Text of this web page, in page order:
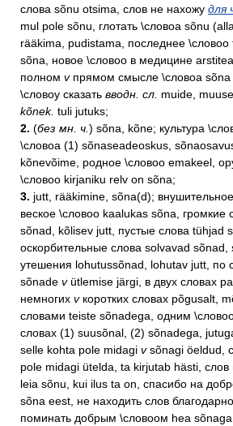
слова sõnu otsima, слов не нахожу для
mul pole sõnu, глотать \словоа sõnu
rääkima, pudistama, последнее \словоо
sõna, новое \словоо в медицине
полном vпрямом смысле \словоа sõna
\словоу сказать вводн. сл. muide,
kõnek. tuli jutuks;
2. (бeз мн. ч. ) sõna, kõne; культура
\словоа (1) sõnaseadeoskus,
kõnevõime, родное \словоо emakeel,
\словоо kirjaniku relv on sõna;
3. jutt, rääkimine, sõna(d);
веское \словоо kaalukas sõna, громкие
sõnad, kõlisev jutt, пустые слова tühjad
оскорбительные слова solvavad sõnad,
утешения lohutussõnad, lohutav jutt, по
sõnade vütlemise järgi, в двух словах
немногих vкоротких словах põgusalt,
словами teiste sõnadega, одним
словах (1) suusõnal, (2) sõnadega,
selle kohta pole midagi vsõnagi öeldud,
pole midagi ütelda, ta kirjutab hästi, слов
leia sõnu, kui ilus ta on, спасибо на
sõna eest, не находить слов
поминать добрым \словоом hea